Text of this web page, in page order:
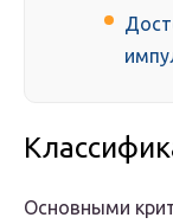
Основными